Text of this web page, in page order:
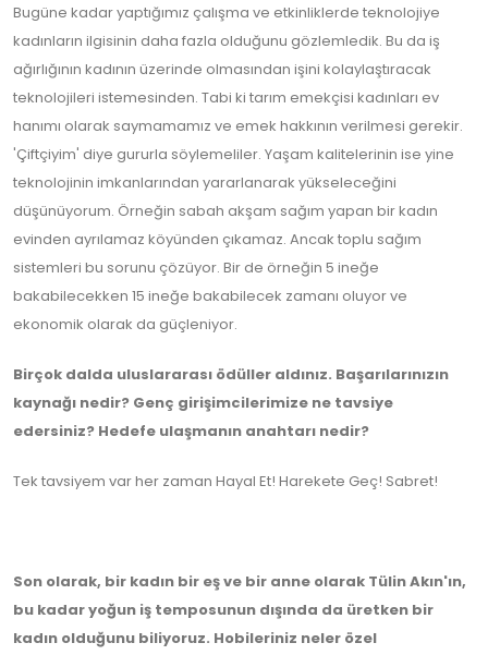
Bugüne kadar yaptığımız çalışma ve etkinliklerde teknolojiye
kadınların ilgisinin daha fazla olduğunu gözlemledik. Bu da iş
ağırlığının kadının üzerinde olmasından işini kolaylaştıracak
teknolojileri istemesinden. Tabi ki tarım emekçisi kadınları ev
hanımı olarak saymamamız ve emek hakkının verilmesi gerekir.
'Çiftçiyim' diye gururla söylemeliler. Yaşam kalitelerinin ise yine
teknolojinin imkanlarından yararlanarak yükseleceğini
düşünüyorum. Örneğin sabah akşam sağım yapan bir kadın
evinden ayrılamaz köyünden çıkamaz. Ancak toplu sağım
sistemleri bu sorunu çözüyor. Bir de örneğin 5 ineğe
bakabilecekken 15 ineğe bakabilecek zamanı oluyor ve
ekonomik olarak da güçleniyor.
Birçok dalda uluslararası ödüller aldınız. Başarılarınızın
kaynağı nedir? Genç girişimcilerimize ne tavsiye
edersiniz? Hedefe ulaşmanın anahtarı nedir?
Tek tavsiyem var her zaman Hayal Et! Harekete Geç! Sabret!
Son olarak, bir kadın bir eş ve bir anne olarak Tülin Akın'ın,
bu kadar yoğun iş temposunun dışında da üretken bir
kadın olduğunu biliyoruz. Hobileriniz neler özel